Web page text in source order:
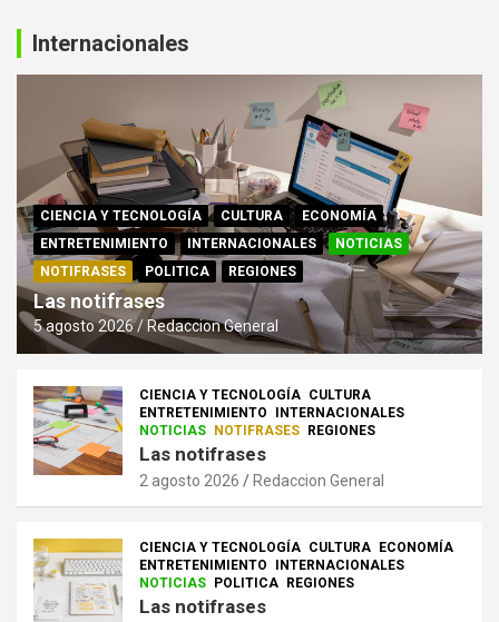
Internacionales
CIENCIA Y TECNOLOGÍA CULTURA
ECONOMÍA
ENTRETENIMIENTO
INTERNACIONALES
NOTICIAS
NOTIFRASES
POLITICA REGIONES
Las notifrases
5 agosto 2026 Redaccion General
CIENCIA Y TECNOLOGÍA CULTURA
ENTRETENIMIENTO
INTERNACIONALES
NOTICIAS NOTIFRASES REGIONES
Las notifrases
2 agosto 2026 Redaccion General
CIENCIA Y TECNOLOGÍA CULTURA ECONOMÍA
ENTRETENIMIENTO
INTERNACIONALES
NOTICIAS POLITICA REGIONES
Las notifrases